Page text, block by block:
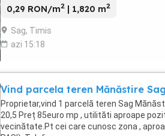
0,29 RON/m2 | 1,820 m2
Sag, Timis
azi 15:18
Vind parcela teren Mănăstire
Proprietar,vind 1 parcelă teren Sag
20,5 Preț 85euro mp , utilităti aproape
vecinătate.Pt cei care cunosc zona ,